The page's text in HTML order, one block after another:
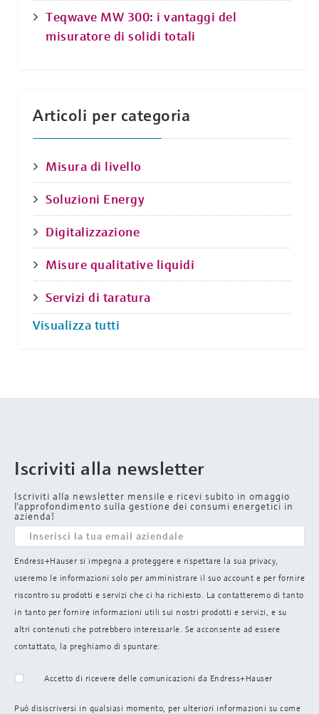
Teqwave MW 300: i vantaggi del
misuratore di solidi totali
Articoli per categoria
Misura di livello
Soluzioni Energy
Digitalizzazione
Misure qualitative liquidi
Servizi di taratura
Visualizza tutti
Iscriviti alla newsletter
Iscriviti alla newsletter mensile e ricevi subito in omaggio
l'approfondimento sulla gestione dei consumi energetici in
azienda!
Endress+Hauser si impegna a proteggere e rispettare la sua privacy,
useremo le informazioni solo per amministrare il suo account e per fornire
riscontro su prodotti e servizi che ci ha richiesto. La contatteremo di tanto
in tanto per fornire informazioni utili sui nostri prodotti e servizi, e su
altri contenuti che potrebbero interessarle. Se acconsente ad essere
contattato, la preghiamo di spuntare:
Accetto di ricevere delle comunicazioni da Endress+Hauser
Può disiscriversi in qualsiasi momento, per ulteriori informazioni su come